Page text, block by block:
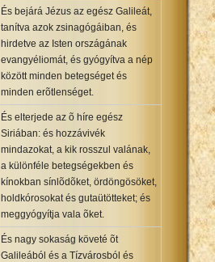
És bejárá Jézus az egész Galileát,
tanítva azok zsinagógáiban, és
hirdetve az Isten országának
evangyéliomát, és gyógyítva a nép
között minden betegséget és
minden erõtlenséget.
És elterjede az õ híre egész
Siriában: és hozzávivék
mindazokat, a kik rosszul valának,
a különféle betegségekben és
kínokban sínlõdõket, ördöngösöket,
holdkórosokat és gutaütötteket; és
meggyógyítja vala õket.
És nagy sokaság követé õt
Galileából és a Tízvárosból és